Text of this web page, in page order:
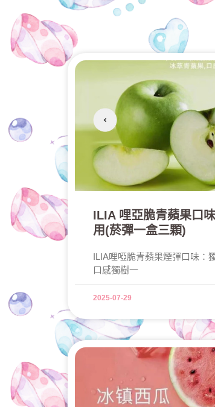
ILIA 哩亞脆青蘋果口
用(菸彈一盒三顆)
ILIA哩啞脆青蘋果煙彈口味：
口感獨樹一
2025-07-29